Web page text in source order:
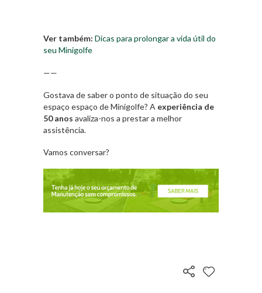
Ver também: Dicas para prolongar a vida útil do
seu Minigolfe
——
Gostava de saber o ponto de situação do seu
espaço espaço de Minigolfe? A experiência de
50 anos avaliza-nos a prestar a melhor
assistência.
Vamos conversar?